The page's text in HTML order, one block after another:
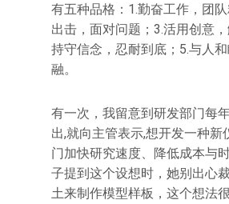
有五种品格：1.勤奋工作，团
出击，面对问题；3.活用创意
持守信念，忍耐到底；5.与人
融。
有一次，我留意到研发部门每
出,就向主管表示,想开发一种新
门加快研究速度、降低成本与
子提到这个设想时，她别出心
土来制作模型样板，这个想法